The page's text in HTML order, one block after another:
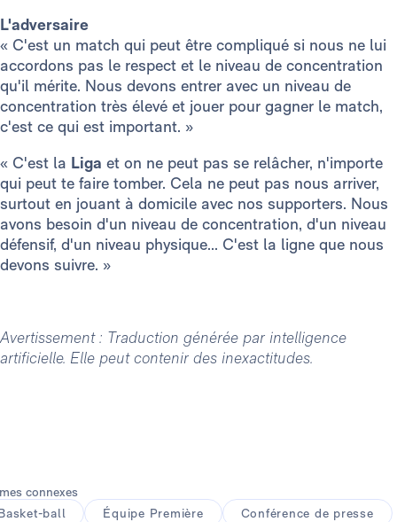
L'adversaire
« C'est un match qui peut être compliqué si nous ne lui
accordons pas le respect et le niveau de concentration
qu'il mérite. Nous devons entrer avec un niveau de
concentration très élevé et jouer pour gagner le match,
c'est ce qui est important. »
« C'est la Liga et on ne peut pas se relâcher, n'importe
qui peut te faire tomber. Cela ne peut pas nous arriver,
surtout en jouant à domicile avec nos supporters. Nous
avons besoin d'un niveau de concentration, d'un niveau
défensif, d'un niveau physique... C'est la ligne que nous
devons suivre. »
Avertissement : Traduction générée par intelligence
artificielle. Elle peut contenir des inexactitudes.
connexes
ball
Équipe Première Conférence de presse